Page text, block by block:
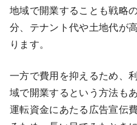
地域で開業することも戦略
分、テナント代や土地代が
ります。
一方で費用を抑えるため、
域で開業するという方法も
運転資金にあたる広告宣伝